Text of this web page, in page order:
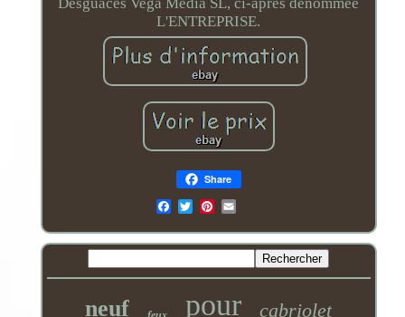
L'ENTREPRISE.
Share
Email
neuf pour cabriolet